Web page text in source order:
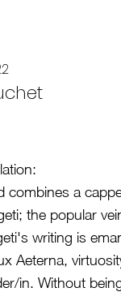
combines a
the popular
writing is
Aeterna,
in. Without